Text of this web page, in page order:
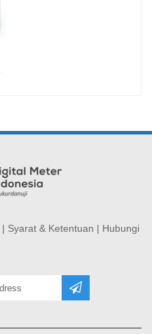
| Syarat & Ketentuan | Hubungi